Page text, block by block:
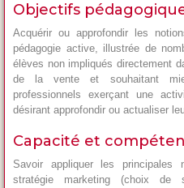
Objectifs
Acquérir ou approfondir les
pédagogie active, illustrée de
élèves non impliqués directement
de la vente et souhaitant
professionnels exerçant une
désirant approfondir ou actualiser
Capacité et
Savoir appliquer les principales
stratégie marketing (choix de